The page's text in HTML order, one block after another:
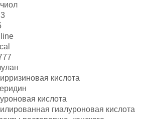
кислота
кислота
гиалуроновая кислота